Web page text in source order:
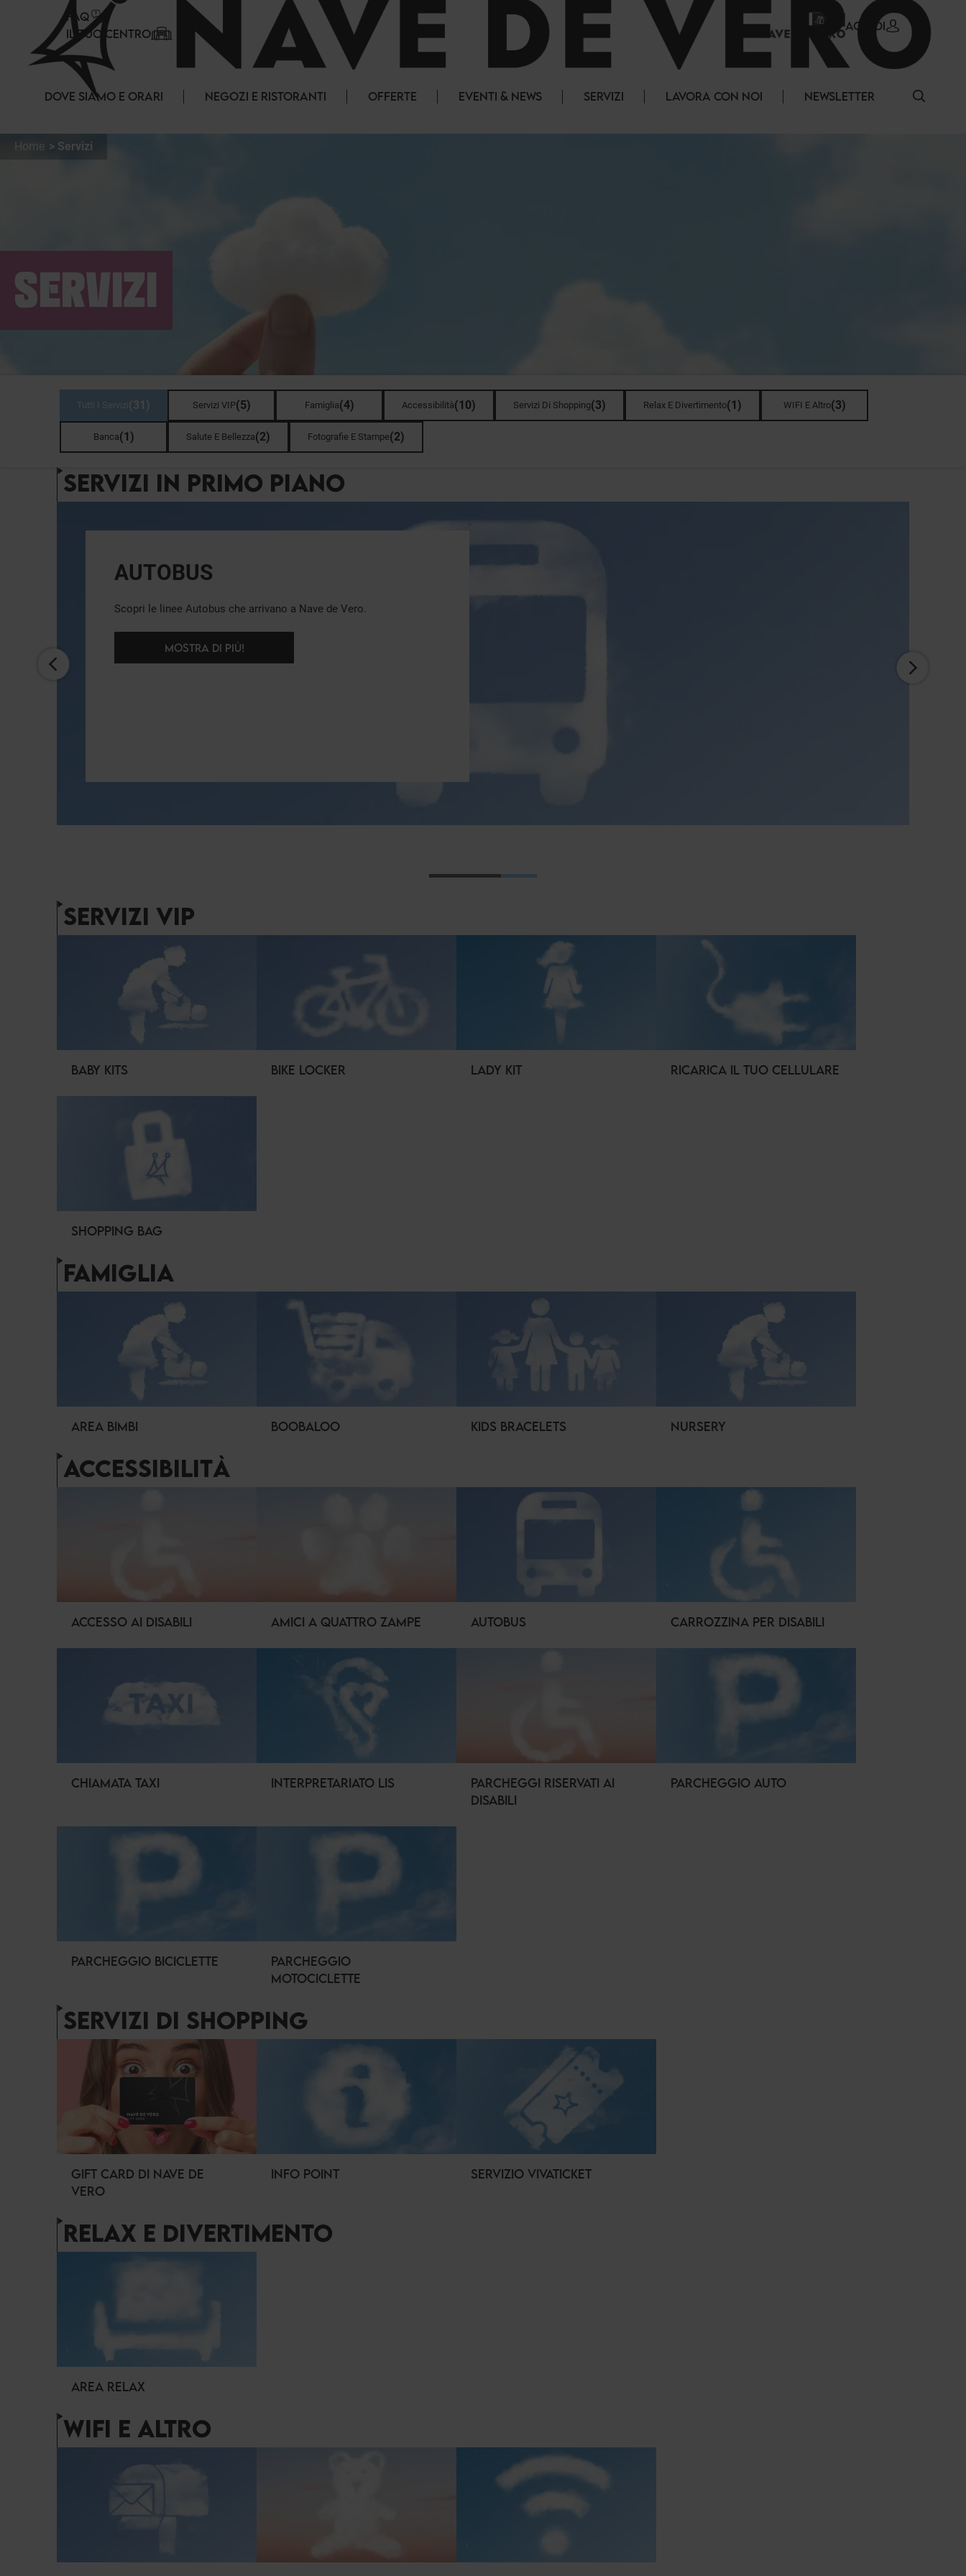
FAQ
IL TUO CENTRO
ACCEDI
DOVE SIAMO E ORARI NEGOZI E RISTORANTI OFFERTE EVENTI & NEWS SERVIZI LAVORA CON NOI NEWSLETTER
Home Servizi
SERVIZI
Tutti I Servizi(31 ) Servizi VIP(5) Famiglia(4) Accessibilità(10) Servizi Di Shopping(3) Relax E Divertimento(1 ) WIFI E Altro(3)
Banca(1 ) Salute E Bellezza(2) Fotografie E Stampe(2)
SERVIZI IN PRIMO PIANO
AUTOBUS
Scopri le linee Autobus che arrivano a Nave de Vero.
MOSTRA DI PIÙ!
SERVIZI VIP
BABY KITS BIKE LOCKER LADY KIT RICARICA IL TUO CELLULARE
SHOPPING BAG
FAMIGLIA
AREA BIMBI BOOBALOO KIDS BRACELETS NURSERY
ACCESSIBILITÀ
ACCESSO AI DISABILI AMICI A QUATTRO ZAMPE AUTOBUS CARROZZINA PER DISABILI
CHIAMATA TAXI INTERPRETARIATO LIS
PARCHEGGI RISERVATI AI
DISABILI
PARCHEGGIO AUTO
PARCHEGGIO BICICLETTE
PARCHEGGIO
MOTOCICLETTE
SERVIZI DI SHOPPING
GIFT CARD DI NAVE DE
VERO
INFO POINT SERVIZIO VIVATICKET
RELAX E DIVERTIMENTO
AREA RELAX
WIFI E ALTRO
Pannello di gestione dei cookies